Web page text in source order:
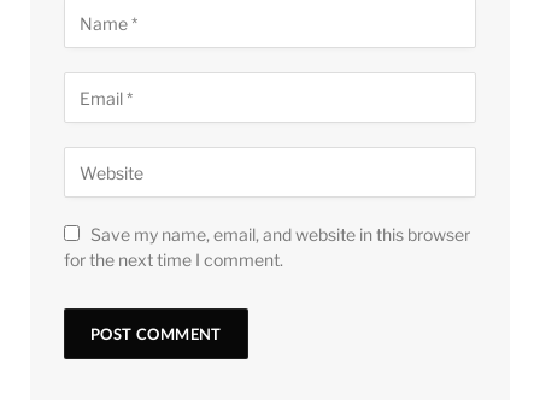
Save my name, email, and website in this browser
for the next time I comment.